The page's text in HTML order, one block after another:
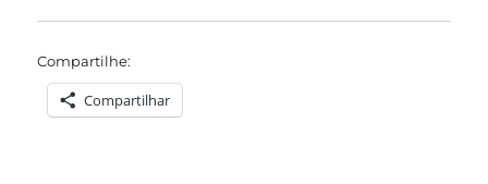
Compartilhe:
Compartilhar